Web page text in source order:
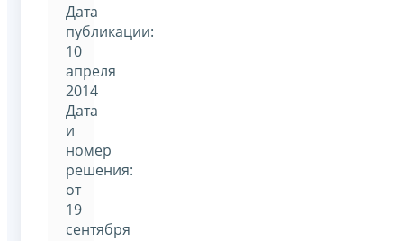
Дата
публикации:
10
апреля
2014
Дата
и
номер
решения:
от
19
сентября